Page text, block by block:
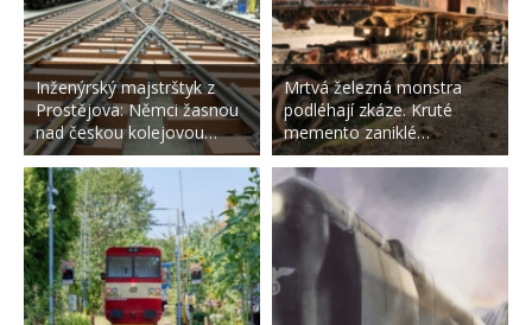
Inženýrský majstrštyk z
Prostějova: Němci žasnou
nad českou kolejovou…
Mrtvá železná monstra
podléhají zkáze. Kruté
memento zaniklé…